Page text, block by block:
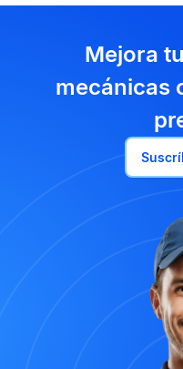
Mejora
mecánicas